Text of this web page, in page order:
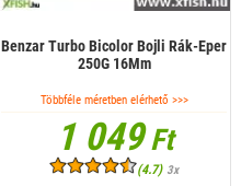
Benzar Turbo Bicolor Bojli Rák-Eper
250G 16Mm
Többféle méretben elérhető >>>
1 049Ft
(4.7) 3x